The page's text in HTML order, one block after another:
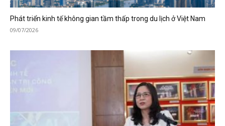
Phát triển kinh tế không gian tầm thấp trong du lịch ở Việt Nam
09/07/2026